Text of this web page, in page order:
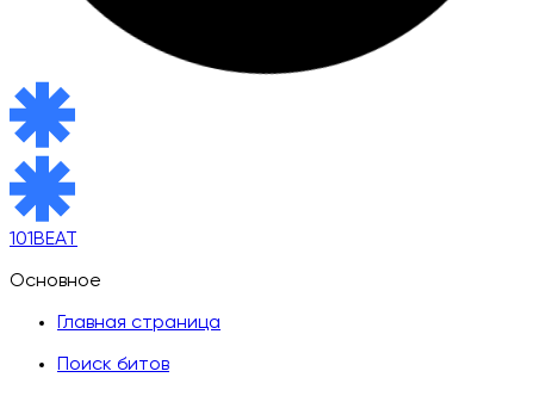
101BEAT
Основное
Главная страница
Поиск битов